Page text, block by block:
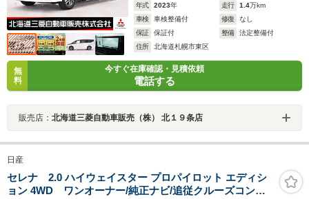
年式 2023年 走行 1.4万km
車検
車検整備付 修復
なし
保証
保証付 整備
法定整備付
住所
北海道札幌市東区
無
料
今すぐ在庫確認・見積依頼
電話する
販売店： 北海道三菱自動車販売（株） 北１９条店
日産
セレナ 2.0 ハイウェイスター プロパイロット エディシ
ョン 4WD ワンオーナー/純正ナビ/追従クルーズコント